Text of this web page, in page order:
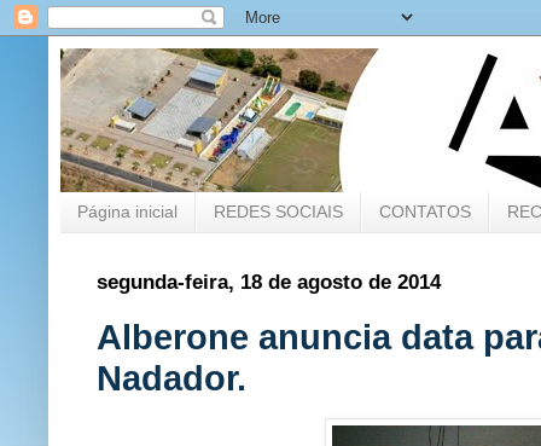
Página inicial REDES SOCIAIS CONTATOS
segunda-feira, 18 de agosto de 2014
Alberone anuncia data
Nadador.